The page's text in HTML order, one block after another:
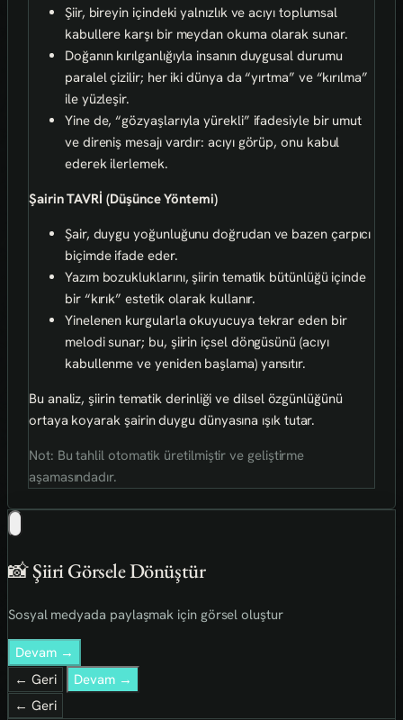
Şiir, bireyin içindeki yalnızlık ve acıyı toplumsal
kabullere karşı bir meydan okuma olarak sunar.
Doğanın kırılganlığıyla insanın duygusal durumu
paralel çizilir; her iki dünya da “yırtma” ve “kırılma”
ile yüzleşir.
Yine de, “gözyaşlarıyla yürekli” ifadesiyle bir umut
ve direniş mesajı vardır: acıyı görüp, onu kabul
ederek ilerlemek.
Şairin TAVRİ (Düşünce Yöntemi)
Şair, duygu yoğunluğunu doğrudan ve bazen çarpıcı
biçimde ifade eder.
Yazım bozukluklarını, şiirin tematik bütünlüğü içinde
bir “kırık” estetik olarak kullanır.
Yinelenen kurgularla okuyucuya tekrar eden bir
melodi sunar; bu, şiirin içsel döngüsünü (acıyı
kabullenme ve yeniden başlama) yansıtır.
Bu analiz, şiirin tematik derinliği ve dilsel özgünlüğünü
ortaya koyarak şairin duygu dünyasına ışık tutar.
Not: Bu tahlil otomatik üretilmiştir ve geliştirme
aşamasındadır.
📸 Şiiri Görsele Dönüştür
Sosyal medyada paylaşmak için görsel oluştur
Devam →
← Geri
Devam →
← Geri